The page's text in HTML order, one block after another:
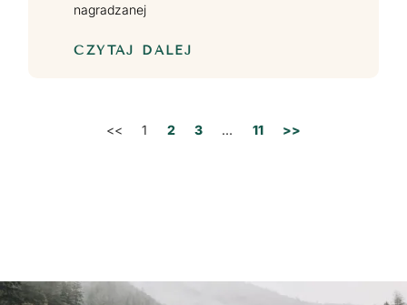
nagradzanej
CZYTAJ DALEJ
<< 1 2 3 … 11 >>